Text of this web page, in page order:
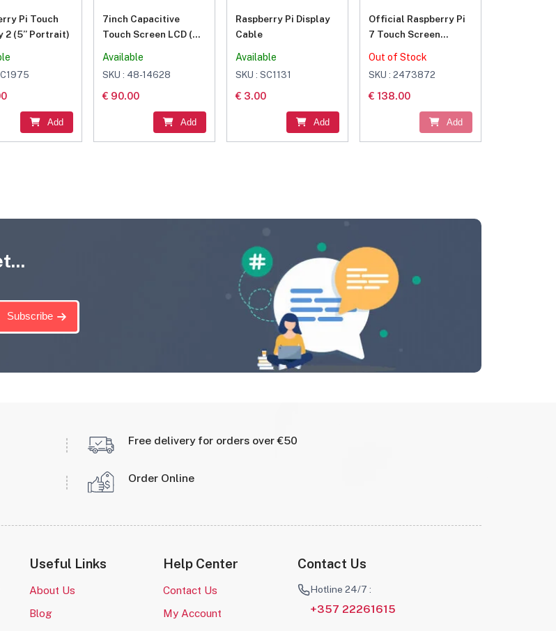
Pi Touch
2 (5” Portrait)
Add
7inch Capacitive
Touch Screen LCD (H),
Support
Available
SKU : 48-14628
€ 90.00
Add
Raspberry Pi Display
Cable
Available
SKU : SC1131
€ 3.00
Add
Official Raspberry Pi
7 Touch Screen
Out of Stock
SKU : 2473872
€ 138.00
Add
Subscribe
Free delivery for orders over €50
Order Online
Useful Links
About Us
Blog
Help Center
Contact Us
My Account
Contact Us
Hotline 24/7 :
+357 22261615